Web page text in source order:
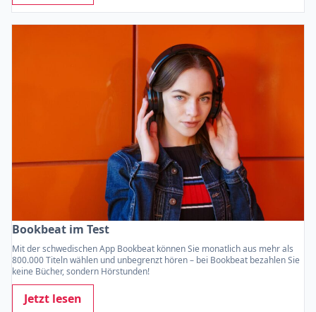
Bookbeat im Test
Mit der schwedischen App Bookbeat können Sie monatlich aus mehr als
800.000 Titeln wählen und unbegrenzt hören – bei Bookbeat bezahlen Sie
keine Bücher, sondern Hörstunden!
Jetzt lesen